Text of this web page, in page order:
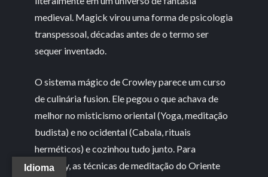
medieval. Magick virou uma forma de psicologia
transpessoal, décadas antes de o termo ser
sequer inventado.
O sistema mágico de Crowley parece um curso
de culinária fusion. Ele pegou o que achava de
melhor no misticismo oriental (Yoga, meditação
budista) e no ocidental (Cabala, rituais
herméticos) e cozinhou tudo junto. Para
Crowley, as técnicas de meditação do Oriente
Idioma